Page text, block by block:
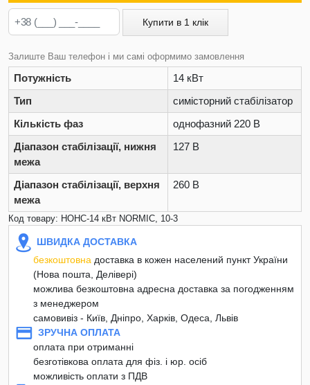
Купити в 1 клік
Залиште Ваш телефон і ми самі оформимо замовлення
Потужність
14 кВт
Тип
симісторний стабілізатор
Кількість фаз
однофазний 220 В
Діапазон стабілізації, нижня
межа
127 В
Діапазон стабілізації, верхня
межа
260 В
Код товару: НОНС-14 кВт NORMIC, 10-3
ШВИДКА ДОСТАВКА
безкоштовна доставка в кожен населений пункт України
(Нова пошта, Делівері)
можлива безкоштовна адресна доставка за погодженням
з менеджером
самовивіз - Київ, Дніпро, Харків, Одеса, Львів
ЗРУЧНА ОПЛАТА
оплата при отриманні
безготівкова оплата для фіз. і юр. осіб
можливість оплати з ПДВ